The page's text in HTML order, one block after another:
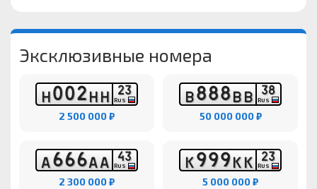
Эксклюзивные номера
Н002НН 23
RUS
2 500 000 ₽
В888ВВ 38
RUS
50 000 000 ₽
А666АА 43
RUS
2 300 000 ₽
К999КК 23
RUS
5 000 000 ₽